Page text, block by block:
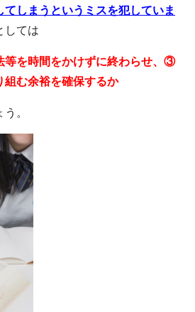
しまうというミスを犯していま
しては
を時間をかけずに終わらせ、③
む余裕を確保するか
。